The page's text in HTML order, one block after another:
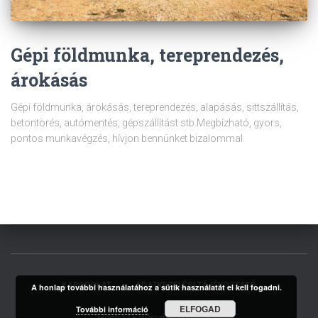
Gépi földmunka, tereprendezés,
árokásás
Gépi földmunka, árokásás, tereprendezés, alapásás, sittszállítás,
betontörés, autómentés, gépszállítást stb.Megbízható, gyors,
pontos munkavégzés, hívjon bennünket bizalommal.
KAPCSOLAT ADATKEZELÉSI TÁJÉKOZTATÓ
A honlap további használatához a sütik használatát el kell fogadni.
További információ ELFOGAD